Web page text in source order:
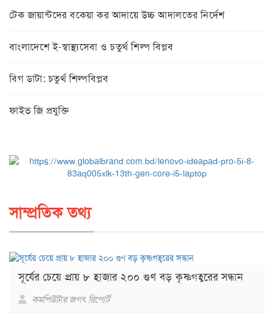
টেক জায়ান্টদের বকেয়া কর আদায়ে উচ্চ আদালতের নির্দেশ
বাংলাদেশে ই-স্বাস্থ্যসেবা ও চতুর্থ শিল্প বিপ্লব
বিগ ডাটা: চতুর্থ শিল্পবিপ্লব
ফাইভ জি প্রযুক্তি
সাম্প্রতিক তথ্য
সূর্যের চেয়ে প্রায় ৮ হাজার ২০০ গুণ বড় কৃষ্ণগহ্বরের সন্ধান
কমপিউটার জগৎ রিপোর্ট